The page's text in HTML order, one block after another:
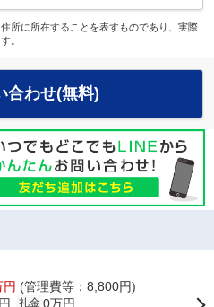
所に所在することを表すものであり、実際
。
合わせ(無料)
円 (管理費等：8,800円)
礼金 0万円